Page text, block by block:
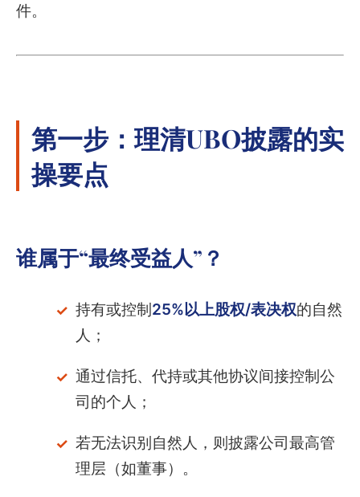
件。
第一步：理清UBO披露的实
操要点
谁属于“最终受益人”？
持有或控制 25%以上股权/表决权的自然
人；
通过信托、代持或其他协议间接控制公
司的个人；
若无法识别自然人，则披露公司最高管
理层（如董事）。